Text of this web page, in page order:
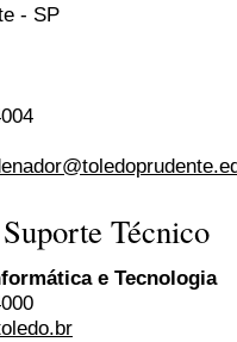
- SP
Técnico
e Tecnologia